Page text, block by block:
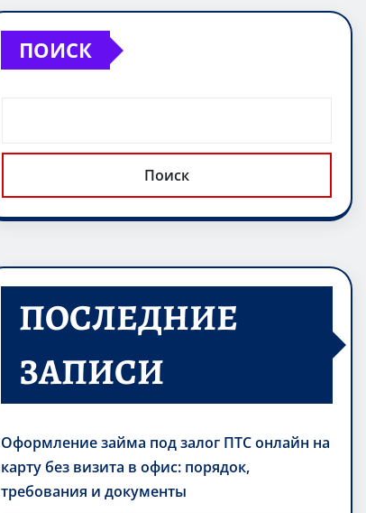
ПОИСК
Поиск
ПОСЛЕДНИЕ
ЗАПИСИ
Оформление займа под залог ПТС онлайн на
карту без визита в офис: порядок,
требования и документы